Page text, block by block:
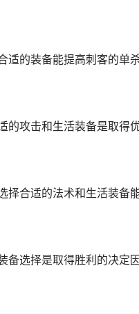
的装备能提高刺客的单
攻击和生活装备是取得
合适的法术和生活装备
选择是取得胜利的决定